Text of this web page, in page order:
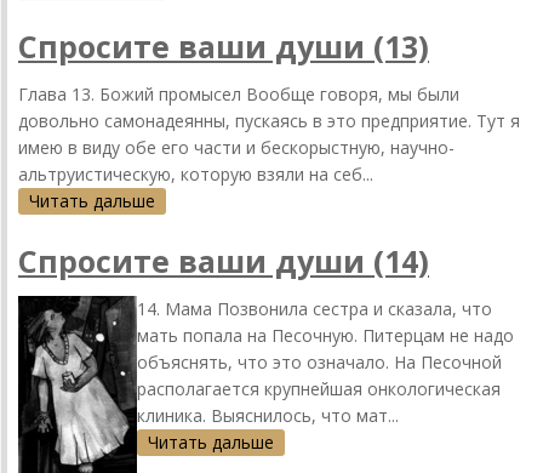
Спросите ваши души (13)
Глава 13. Божий промысел Вообще говоря, мы были
довольно самонадеянны, пускаясь в это предприятие. Тут я
имею в виду обе его части и бескорыстную, научно-
альтруистическую, которую взяли на себ...
Читать дальше
Спросите ваши души (14)
14. Мама Позвонила сестра и сказала, что
мать попала на Песочную. Питерцам не надо
объяснять, что это означало. На Песочной
располагается крупнейшая онкологическая
клиника. Выяснилось, что мат...
Читать дальше